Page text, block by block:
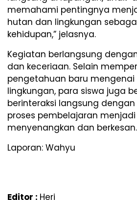
memahami pentingnya
hutan dan lingkungan
kehidupan,” jelasnya.
Kegiatan berlangsung
dan keceriaan. Selain
pengetahuan baru
lingkungan, para siswa juga
berinteraksi langsung
proses pembelajaran menjadi
menyenangkan dan berkesan.
Laporan: Wahyu
Editor : Heri